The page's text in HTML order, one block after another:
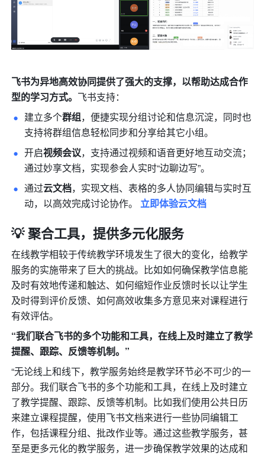
飞书为异地高效协同提供了强大的支撑，以帮助达成合作
型的学习方式。 飞书支持：
建立多个群组，便捷实现分组讨论和信息沉淀，同时也
支持将群组信息轻松同步和分享给其它小组。
开启视频会议，支持通过视频和语音更好地互动交流；
通过妙享文档，实现参会人实时“边聊边写”。
通过云文档，实现文档、表格的多人协同编辑与实时互
动，以高效完成讨论协作。 立即体验云文档
💡 聚合工具，提供多元化服务
在线教学相较于传统教学环境发生了很大的变化，给教学
服务的实施带来了巨大的挑战。比如如何确保教学信息能
及时有效地传递和触达、如何缩短作业反馈时长以让学生
及时得到评价反馈、如何高效收集多方意见来对课程进行
有效评估。
“我们联合飞书的多个功能和工具，在线上及时建立了教学
提醒、跟踪、反馈等机制。”
“无论线上和线下，教学服务始终是教学环节必不可少的一
部分。我们联合飞书的多个功能和工具，在线上及时建立
了教学提醒、跟踪、反馈等机制。比如我们使用公共日历
来建立课程提醒，使用飞书文档来进行一些协同编辑工
作，包括课程分组、批改作业等。通过这些教学服务，甚
至是更多元化的教学服务，进一步确保教学效果的达成和